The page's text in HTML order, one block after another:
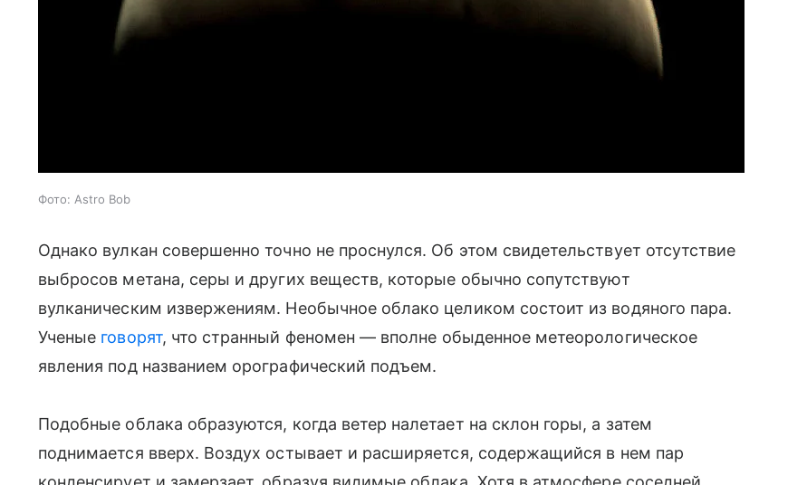
Фото: Astro Bob
Однако вулкан совершенно точно не проснулся. Об этом свидетельствует отсутствие
выбросов метана, серы и других веществ, которые обычно сопутствуют
вулканическим извержениям. Необычное облако целиком состоит из водяного пара.
Ученые говорят, что странный феномен — вполне обыденное метеорологическое
явления под названием орографический подъем.
Подобные облака образуются, когда ветер налетает на склон горы, а затем
поднимается вверх. Воздух остывает и расширяется, содержащийся в нем пар